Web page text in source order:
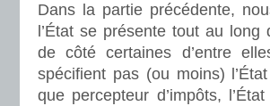
Dans la partie précédente,
l’État se présente tout au long
de côté certaines d’entre
spécifient pas (ou moins)
que percepteur d’impôts,